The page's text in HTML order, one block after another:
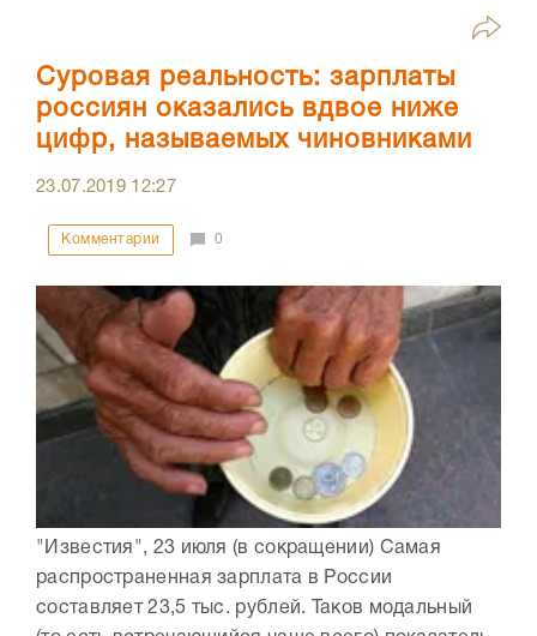
Суровая реальность: зарплаты
россиян оказались вдвое ниже
цифр, называемых чиновниками
23.07.2019 12:27
Комментарии 0
"Известия", 23 июля (в сокращении) Самая
распространенная зарплата в России
составляет 23,5 тыс. рублей. Таков модальный